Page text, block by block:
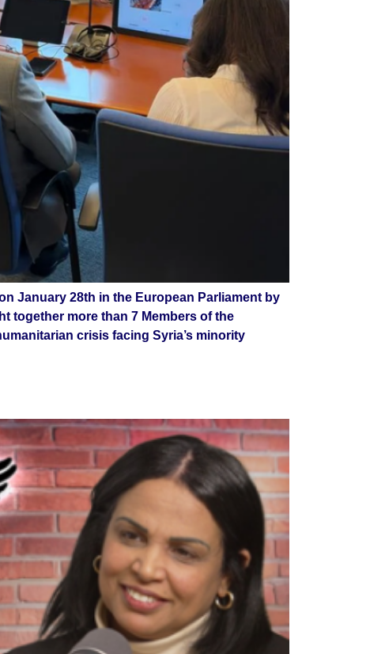
January 28th in the European Parliament by
together more than 7 Members of the
crisis facing Syria’s minority